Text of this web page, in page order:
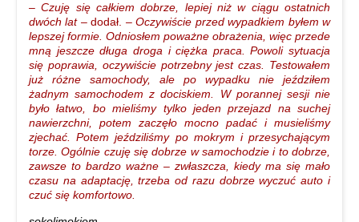
– Czuję się całkiem dobrze, lepiej niż w ciągu ostatnich
dwóch lat –dodał. – Oczywiście przed wypadkiem byłem w
lepszej formie. Odniosłem poważne obrażenia, więc przede
mną jeszcze długa droga i ciężka praca. Powoli sytuacja
się poprawia, oczywiście potrzebny jest czas. Testowałem
już różne samochody, ale po wypadku nie jeździłem
żadnym samochodem z dociskiem. W porannej sesji nie
było łatwo, bo mieliśmy tylko jeden przejazd na suchej
nawierzchni, potem zaczęło mocno padać i musieliśmy
zjechać. Potem jeździliśmy po mokrym i przesychającym
torze. Ogólnie czuję się dobrze w samochodzie i to dobrze,
zawsze to bardzo ważne – zwłaszcza, kiedy ma się mało
czasu na adaptację, trzeba od razu dobrze wyczuć auto i
czuć się komfortowo.